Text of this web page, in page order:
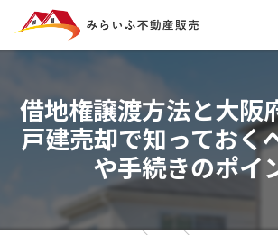
借地権譲渡方法と大阪
戸建売却で知っておく
や手続きのポイ